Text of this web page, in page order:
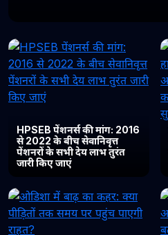
HPSEB पेंशनर्स की मांग: 2016
से 2022 के बीच सेवानिवृत्त
पेंशनरों के सभी देय लाभ तुरंत
जारी किए जाएं